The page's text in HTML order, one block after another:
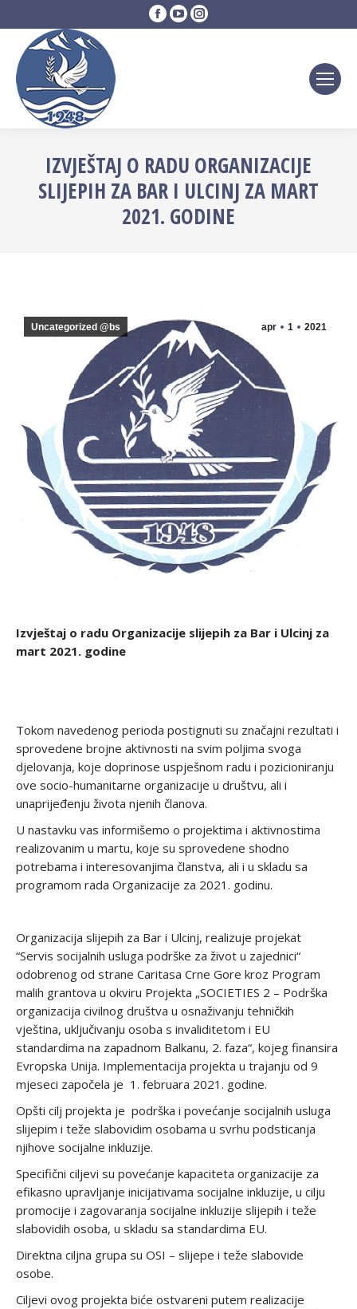
Facebook
page
YouTube
page
Instagram
page
IZVJEŠTAJ O RADU ORGANIZACIJE
SLIJEPIH ZA BAR I ULCINJ ZA MART
2021. GODINE
apr 1 2021
Uncategorized @bs
Izvještaj o radu Organizacije slijepih za Bar i Ulcinj za
mart 2021. godine
Tokom navedenog perioda postignuti su značajni rezultati i
sprovedene brojne aktivnosti na svim poljima svoga
djelovanja, koje doprinose uspješnom radu i pozicioniranju
ove socio-humanitarne organizacije u društvu, ali i
unaprijeđenju života njenih članova.
U nastavku vas informišemo o projektima i aktivnostima
realizovanim u martu, koje su sprovedene shodno
potrebama i interesovanjima članstva, ali i u skladu sa
programom rada Organizacije za 2021. godinu.
Organizacija slijepih za Bar i Ulcinj, realizuje projekat
“Servis socijalnih usluga podrške za život u zajednici“
odobrenog od strane Caritasa Crne Gore kroz Program
malih grantova u okviru Projekta „SOCIETIES 2 – Podrška
organizacija civilnog društva u osnaživanju tehničkih
vještina, uključivanju osoba s invaliditetom i EU
standardima na zapadnom Balkanu, 2. faza“, kojeg finansira
Evropska Unija. Implementacija projekta u trajanju od 9
mjeseci započela je 1. februara 2021. godine.
Opšti cilj projekta je podrška i povećanje socijalnih usluga
slijepim i teže slabovidim osobama u svrhu podsticanja
njihove socijalne inkluzije.
Specifični ciljevi su povećanje kapaciteta organizacije za
efikasno upravljanje inicijativama socijalne inkluzije, u cilju
promocije i zagovaranja socijalne inkluzije slijepih i teže
slabovidih osoba, u skladu sa standardima EU.
Direktna ciljna grupa su OSI – slijepe i teže slabovide
osobe.
Ciljevi ovog projekta biće ostvareni putem realizacije